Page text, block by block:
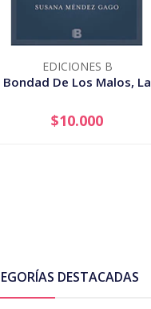
EDICIONES B
Bondad De Los Malos, La
+
$10.000
DESTACADAS